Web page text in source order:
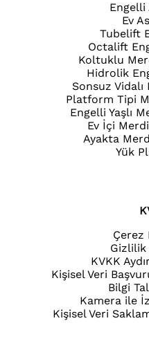
Engelli
Ev
Tubelift
Octalift
Koltuklu
Hidrolik
Sonsuz
Platform Tipi
Engelli Yaşlı
Ev İçi
Ayakta
Yük
Çerez
Gizlilik
KVKK
Kişisel Veri
Bilgi
Kamera ile
Kişisel Veri